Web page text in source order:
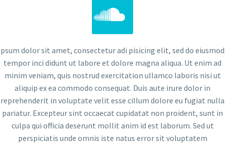


psum dolor sit amet, consectetur adi pisicing elit, sed do eiusmod
tempor inci didunt ut labore et dolore magna aliqua. Ut enim ad
minim veniam, quis nostrud exercitation ullamco laboris nisi ut
aliquip ex ea commodo consequat. Duis aute irure dolor in
reprehenderit in voluptate velit esse cillum dolore eu fugiat nulla
pariatur. Excepteur sint occaecat cupidatat non proident, sunt in
culpa qui officia deserunt mollit anim id est laborum. Sed ut
perspiciatis unde omnis iste natus error sit voluptatem